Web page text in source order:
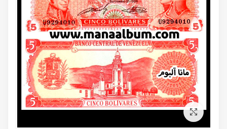
برای بزرگنمایی کلیک کنید